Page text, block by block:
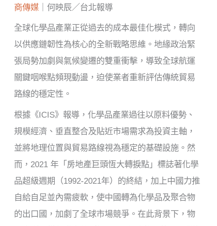
商傳媒 ｜何映辰／台北報導
全球化學品產業正從過去的成本最佳化模式，轉向
以供應鏈韌性為核心的全新戰略思維。地緣政治緊
張局勢加劇與氣候變遷的雙重衝擊，導致全球航運
關鍵咽喉點頻現動盪，迫使業者重新評估傳統貿易
路線的穩定性。
根據《ICIS》報導，化學品產業過往以原料優勢、
規模經濟、垂直整合及貼近市場需求為投資主軸，
並將地理位置與貿易路線視為穩定的基礎設施。然
而，2021 年「房地產巨頭恆大轉捩點」標誌著化學
品超級週期（1992-2021年）的終結，加上中國力推
自給自足並內需疲軟，使中國轉為化學品及聚合物
的出口國，加劇了全球市場競爭。在此背景下，物